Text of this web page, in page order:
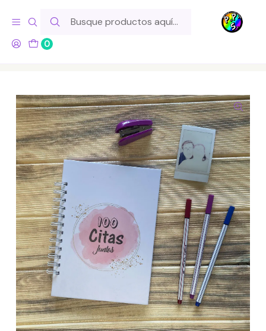
0
Hola! Si tu pedido incluye productos de fabricación propia,
ten en cuenta este tiempo para el despacho
Inicio Lo Hacemos Nosotros